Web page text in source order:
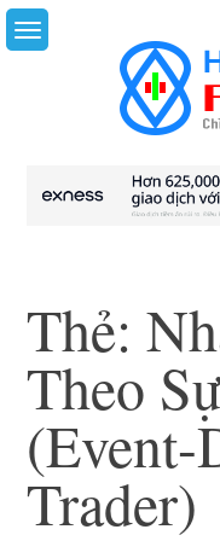
Skip
to
Thẻ:
Theo
(Event-
Trader)